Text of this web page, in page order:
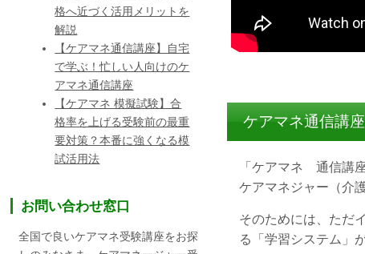
ケアマネ通信講
「ケアマネ 通信講
ケアマネジャー（介
そのためには、ただ
る「学習システム」
格へ近づく活用メリットを
解説
【ケアマネ通信講座】自宅
で学ぶ！忙しい人向けのケ
アマネ通信講座
【ケアマネ 模擬試験】合
格率を上げる受験前の最重
要対策？本番に強くなる模
試活用法
お問い合わせ窓口
全国で良いケアマネ受験講座をお探